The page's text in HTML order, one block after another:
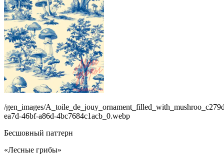
/gen_images/
ea7d-46bf-a86d-4bc7684c1acb_0.webp
Бесшовный паттерн
«Лесные грибы»